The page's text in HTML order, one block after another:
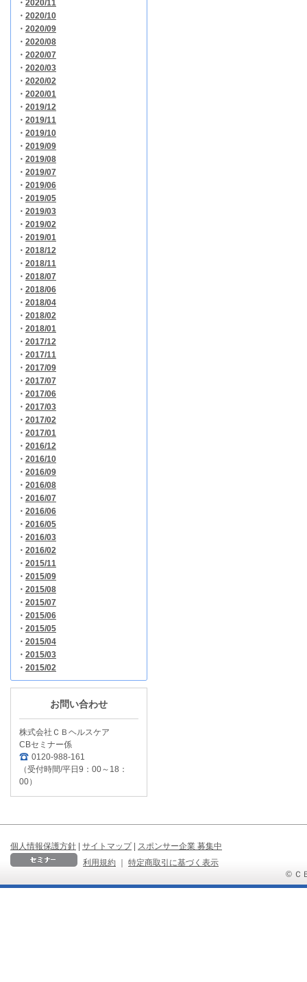
・ 2020/11
・ 2020/10
・ 2020/09
・ 2020/08
・ 2020/07
・ 2020/03
・ 2020/02
・ 2020/01
・ 2019/12
・ 2019/11
・ 2019/10
・ 2019/09
・ 2019/08
・ 2019/07
・ 2019/06
・ 2019/05
・ 2019/03
・ 2019/02
・ 2019/01
・ 2018/12
・ 2018/11
・ 2018/07
・ 2018/06
・ 2018/04
・ 2018/02
・ 2018/01
・ 2017/12
・ 2017/11
・ 2017/09
・ 2017/07
・ 2017/06
・ 2017/03
・ 2017/02
・ 2017/01
・ 2016/12
・ 2016/10
・ 2016/09
・ 2016/08
・ 2016/07
・ 2016/06
・ 2016/05
・ 2016/03
・ 2016/02
・ 2015/11
・ 2015/09
・ 2015/08
・ 2015/07
・ 2015/06
・ 2015/05
・ 2015/04
・ 2015/03
・ 2015/02
お問い合わせ
株式会社ＣＢヘルスケア
CBセミナー係
0120-988-161
（受付時間/平日9：00～18：
00）
個人情報保護方針 | サイトマップ | スポンサー企業 募集中
利用規約
｜
特定商取引に基づく表示
© Ｃ